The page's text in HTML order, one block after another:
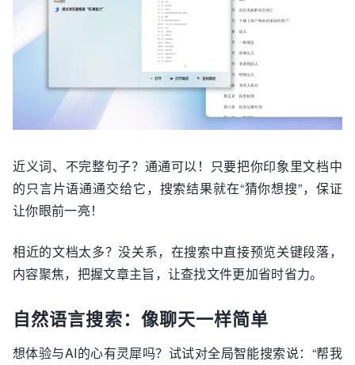
近义词、不完整句子？通通可以！只要把你印象里文档中
的只言片语通通交给它，搜索结果就在“猜你想搜”，保证
让你眼前一亮！
相近的文档太多？没关系，在搜索中直接预览关键段落，
内容聚焦，把握文章主旨，让查找文件更加省时省力。
自然语言搜索：像聊天一样简单
想体验与AI的心有灵犀吗？试试对全局智能搜索说：“帮我